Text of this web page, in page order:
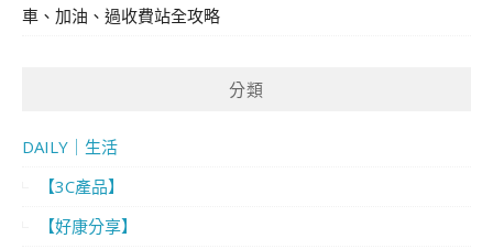
車、加油、過收費站全攻略
分類
DAILY｜生活
【3C產品】
【好康分享】